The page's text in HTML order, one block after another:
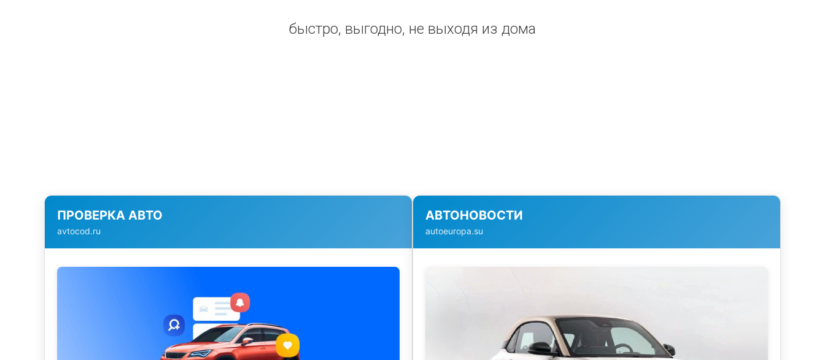
быстро, выгодно, не выходя из дома
ПРОВЕРКА АВТО
avtocod.ru
АВТОНОВОСТИ
autoeuropa.su